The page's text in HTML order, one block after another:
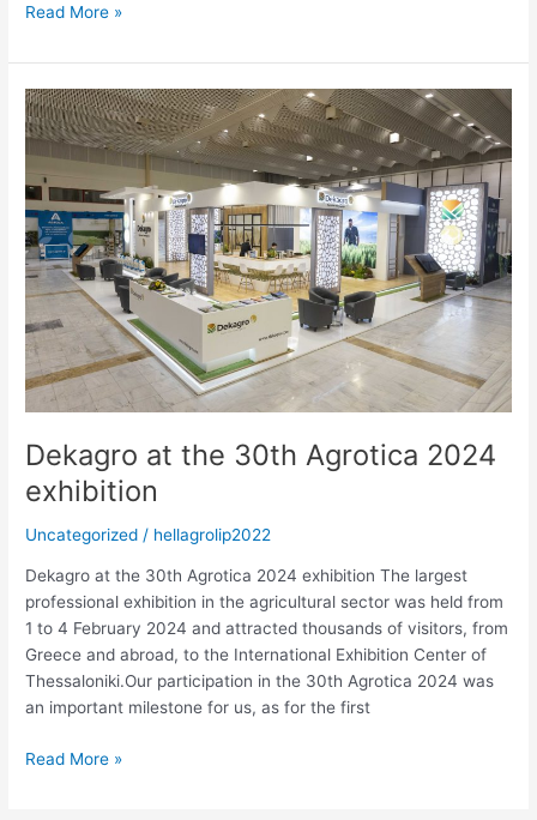
Read More »
Dekagro at the 30th Agrotica 2024
exhibition
Uncategorized / hellagrolip2022
Dekagro at the 30th Agrotica 2024 exhibition The largest
professional exhibition in the agricultural sector was held from
1 to 4 February 2024 and attracted thousands of visitors, from
Greece and abroad, to the International Exhibition Center of
Thessaloniki.Our participation in the 30th Agrotica 2024 was
an important milestone for us, as for the first
Dekagro
at
the
30th
Agrotica
2024
exhibition
Read More »